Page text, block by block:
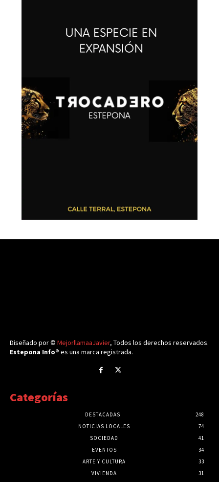
Diseñado por © MejorllamaaJavier, Todos los derechos reservados.
Estepona Info® es una marca registrada.
Categorías
DESTACADAS
248
NOTICIAS LOCALES
74
SOCIEDAD
41
EVENTOS
34
ARTE Y CULTURA
33
VIVIENDA
31